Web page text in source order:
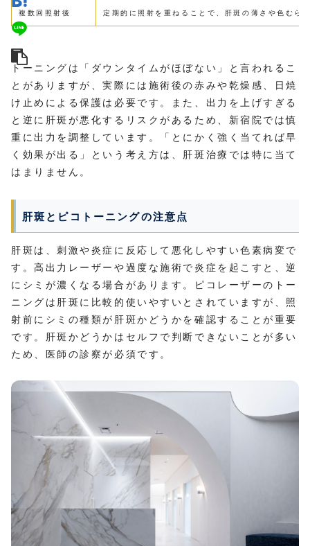
複数回照射後 定期的に照射を重ねることで、肝斑の薄さや色むら
トーニングは「ダウンタイムがほぼない」と言われるこ
とがありますが、実際には施術後の赤みや乾燥感、日焼
け止めによる保護は必要です。また、出力を上げすぎる
と逆に肝斑が悪化するリスクがあるため、新宿院では慎
重に出力を調整しています。「とにかく強く当てれば早
く効果が出る」という考え方は、肝斑治療では特に当て
はまりません。
肝斑とピコトーニングの注意点
肝斑は、刺激や炎症に反応して悪化しやすい色素病変で
す。高出力レーザーや過度な施術で炎症を起こすと、逆
にシミが濃くなる場合があります。ピコレーザーのトー
ニングは肝斑に比較的使いやすいとされていますが、照
射前にシミの種類が肝斑かどうかを確認することが重要
です。肝斑かどうかはセルフで判断できないことが多い
ため、医師の診察が必須です。